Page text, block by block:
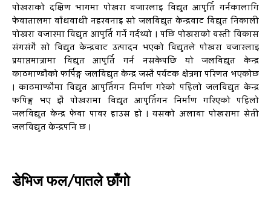
पोखराको दक्षिण भागमा पोखरा वजारलाइ विद्युत आपुर्ति गर्नकालागि
फेवातालमा वाँधवाधी नहरवनाइ सो जलविद्युत केन्द्रवाट विद्युत निकाली
पोखरा वजारमा विद्युत आपुर्ति गर्ने गर्दथ्यो । पछि पोखराको वस्ती विकास
संगसंगै सो विद्युत केन्द्रवाट उत्पादन भएको विद्युतले पोखरा वजारलाइ
प्रयाप्तमात्रामा विद्युत आपुर्ति गर्न नसकेपछि यो जलविद्युत केन्द्र
काठमाण्डौको फर्पिङ्ग जलविद्युत केन्द्र जस्तै पर्यटक क्षेत्रमा परिणत भएकोछ
। काठमाण्डौमा विद्युत आपुर्तिगर्न निर्माण गरेको पहिलो जलविद्युत केन्द्र
फपिङ्ग भए झै पोखरामा विद्युत आपुर्तिगर्न निर्माण गरिएको पहिलो
जलविद्युत केन्द्र फेवा पावर हाउस हो । यसको अलावा पोखरामा सेती
जलविद्युत केन्द्रपनि छ ।
डेभिज फल/पातले छाँगो